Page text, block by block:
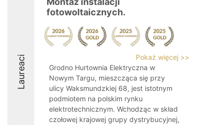
Laureaci
fotowoltaicznych.
Pokaż więcej >>
Grodno Hurtownia Elektryczna w
Nowym Targu, mieszcząca się przy
ulicy Waksmundzkiej 68, jest istotnym
podmiotem na polskim rynku
elektrotechnicznym. Wchodząc w skład
czołowej krajowej grupy dystrybucyjnej,